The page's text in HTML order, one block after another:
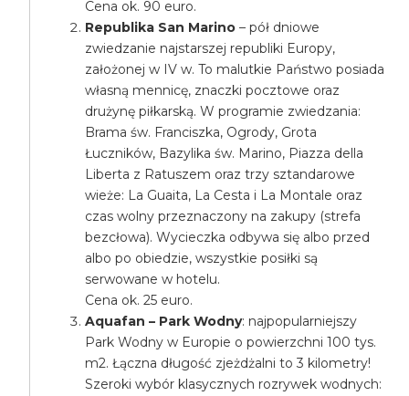
Cena ok. 90 euro.
Republika San Marino – pół dniowe
zwiedzanie najstarszej republiki Europy,
założonej w IV w. To malutkie Państwo posiada
własną mennicę, znaczki pocztowe oraz
drużynę piłkarską. W programie zwiedzania:
Brama św. Franciszka, Ogrody, Grota
Łuczników, Bazylika św. Marino, Piazza della
Liberta z Ratuszem oraz trzy sztandarowe
wieże: La Guaita, La Cesta i La Montale oraz
czas wolny przeznaczony na zakupy (strefa
bezcłowa). Wycieczka odbywa się albo przed
albo po obiedzie, wszystkie posiłki są
serwowane w hotelu.
Cena ok. 25 euro.
Aquafan – Park Wodny: najpopularniejszy
Park Wodny w Europie o powierzchni 100 tys.
m2. Łączna długość zjeżdżalni to 3 kilometry!
Szeroki wybór klasycznych rozrywek wodnych: